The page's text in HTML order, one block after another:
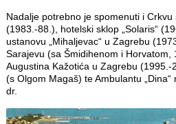
Nadalje potrebno je spomenuti i Crkvu
(1983.-88.), hotelski sklop „Solaris“
ustanovu „Mihaljevac“ u Zagrebu
Sarajevu (sa Šmidihenom i Horvatom,
Augustina Kažotića u Zagrebu
(s Olgom Magaš) te Ambulantu
dr.